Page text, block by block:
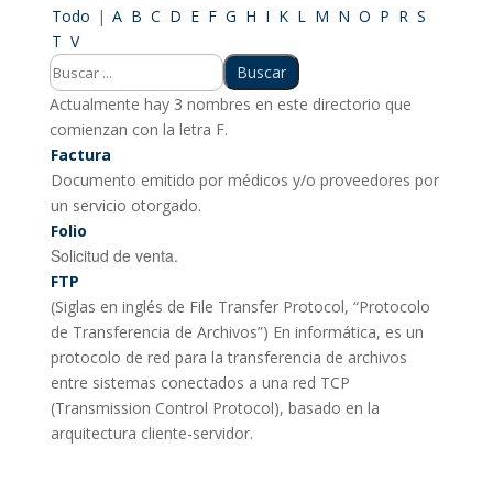
Todo | A B C D E F G H I K L M N O P R S
T V
Actualmente hay 3 nombres en este directorio que
comienzan con la letra F.
Factura
Documento emitido por médicos y/o proveedores por
un servicio otorgado.
Folio
Solicitud de venta.
FTP
(Siglas en inglés de File Transfer Protocol, “Protocolo
de Transferencia de Archivos”) En informática, es un
protocolo de red para la transferencia de archivos
entre sistemas conectados a una red TCP
(Transmission Control Protocol), basado en la
arquitectura cliente-servidor.